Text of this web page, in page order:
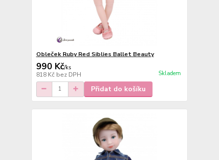
Obleček Ruby Red Siblies Ballet Beauty
990 Kč/ks
818 Kč bez DPH Skladem
Přidat do košíku